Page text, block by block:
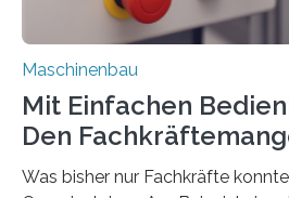
Maschinenbau
Mit Einfachen
Den
Was bisher nur Fachkräfte